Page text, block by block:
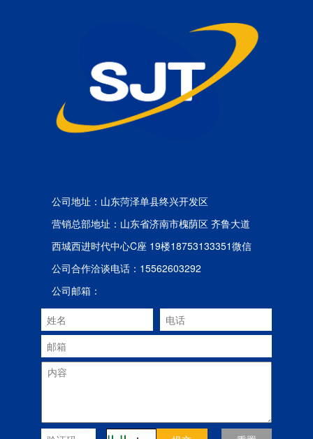
公司地址：山东菏泽单县终兴开发区
营销总部地址：山东省济南市槐荫区 齐鲁大道
西城西进时代中心C座 19楼18753133351微信
公司合作洽谈电话：15562603292
公司邮箱：